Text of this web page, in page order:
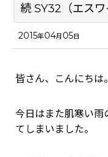
続 SY32（エス
2015年04月 05日
皆さん、こんにちは。
今日はまた肌寒い雨
てしまいました。